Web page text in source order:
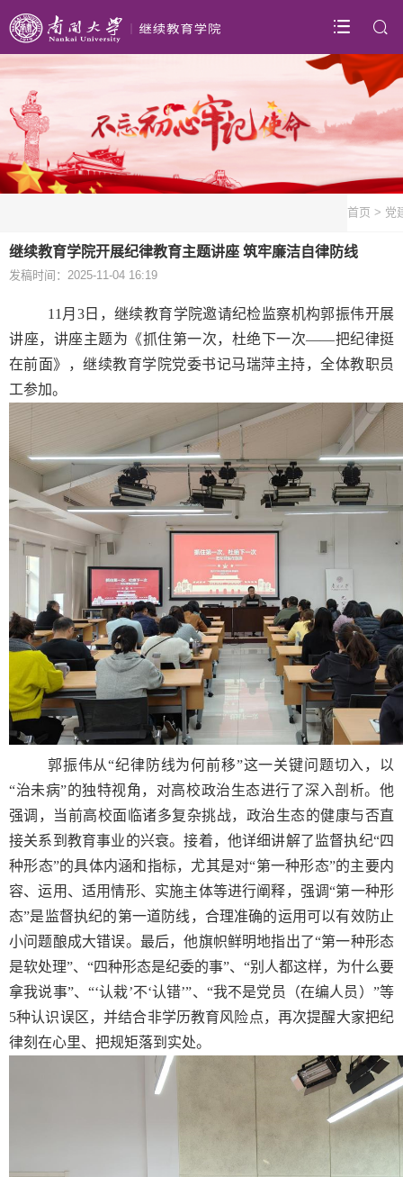
首页 > 党
继续教育学院开展纪律教育主题讲座 筑牢廉洁自律防线
发稿时间：2025-11-04 16:19
11月3日，继续教育学院邀请纪检监察机构郭振伟开展
讲座，讲座主题为《抓住第一次，杜绝下一次——把纪律挺
在前面》，继续教育学院党委书记马瑞萍主持，全体教职员
工参加。
郭振伟从“纪律防线为何前移”这一关键问题切入，以
“治未病”的独特视角，对高校政治生态进行了深入剖析。他
强调，当前高校面临诸多复杂挑战，政治生态的健康与否直
接关系到教育事业的兴衰。接着，他详细讲解了监督执纪“四
种形态”的具体内涵和指标，尤其是对“第一种形态”的主要内
容、运用、适用情形、实施主体等进行阐释，强调“第一种形
态”是监督执纪的第一道防线，合理准确的运用可以有效防止
小问题酿成大错误。最后，他旗帜鲜明地指出了“第一种形态
是软处理”、“四种形态是纪委的事”、“别人都这样，为什么要
拿我说事”、“‘认栽’不‘认错’”、“我不是党员（在编人员）”等
5种认识误区，并结合非学历教育风险点，再次提醒大家把纪
律刻在心里、把规矩落到实处。